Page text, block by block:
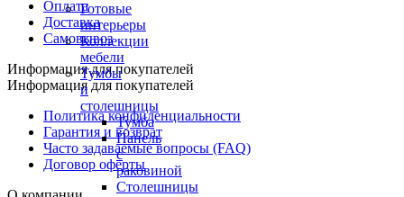
Готовые
интерьеры
Коллекции
мебели
Тумбы
и
столешницы
Тумба
Панель
с
раковиной
Столешницы
Оплата
Доставка
Самовывоз
Информация для покупателей
Информация для покупателей
Политика конфиденциальности
Гарантия и возврат
Часто задаваемые вопросы (FAQ)
Договор оферты